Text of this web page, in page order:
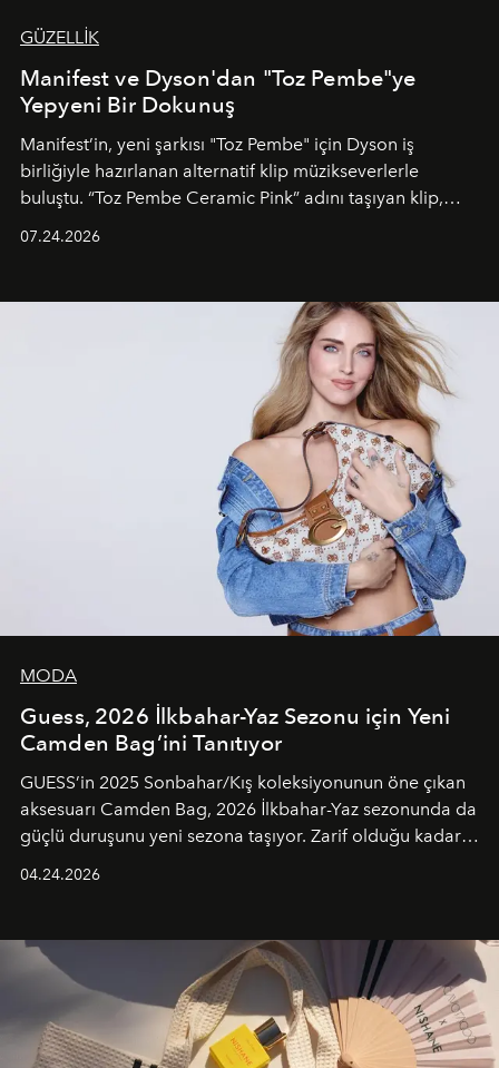
GÜZELLİK
Manifest ve Dyson'dan "Toz Pembe"ye
Yepyeni Bir Dokunuş
Manifest’in, yeni şarkısı "Toz Pembe" için Dyson iş
birliğiyle hazırlanan alternatif klip müzikseverlerle
buluştu. “Toz Pembe Ceramic Pink” adını taşıyan klip,
unsurlarından biri olarak öne çıkıyor.
07.24.2026
MODA
Guess, 2026 İlkbahar-Yaz Sezonu için Yeni
Camden Bag’ini Tanıtıyor
GUESS’in 2025 Sonbahar/Kış koleksiyonunun öne çıkan
aksesuarı Camden Bag, 2026 İlkbahar-Yaz sezonunda da
güçlü duruşunu yeni sezona taşıyor. Zarif olduğu kadar
04.24.2026